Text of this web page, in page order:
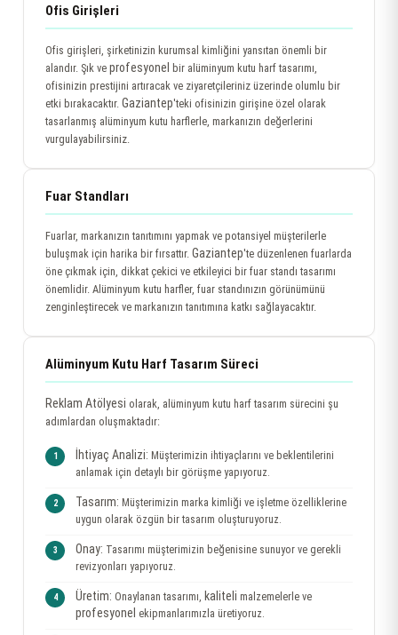
Ofis Girişleri
Ofis girişleri, şirketinizin kurumsal kimliğini yansıtan önemli bir
alandır. Şık ve profesyonel bir alüminyum kutu harf tasarımı,
ofisinizin prestijini artıracak ve ziyaretçileriniz üzerinde olumlu bir
etki bırakacaktır. Gaziantep'teki ofisinizin girişine özel olarak
tasarlanmış alüminyum kutu harflerle, markanızın değerlerini
vurgulayabilirsiniz.
Fuar Standları
Fuarlar, markanızın tanıtımını yapmak ve potansiyel müşterilerle
buluşmak için harika bir fırsattır. Gaziantep'te düzenlenen fuarlarda
öne çıkmak için, dikkat çekici ve etkileyici bir fuar standı tasarımı
önemlidir. Alüminyum kutu harfler, fuar standınızın görünümünü
zenginleştirecek ve markanızın tanıtımına katkı sağlayacaktır.
Alüminyum Kutu Harf Tasarım Süreci
Reklam Atölyesi olarak, alüminyum kutu harf tasarım sürecini şu
adımlardan oluşmaktadır:
İhtiyaç Analizi: Müşterimizin ihtiyaçlarını ve beklentilerini
anlamak için detaylı bir görüşme yapıyoruz.
Tasarım: Müşterimizin marka kimliği ve işletme özelliklerine
uygun olarak özgün bir tasarım oluşturuyoruz.
Onay: Tasarımı müşterimizin beğenisine sunuyor ve gerekli
revizyonları yapıyoruz.
Üretim: Onaylanan tasarımı, kaliteli malzemelerle ve
profesyonel ekipmanlarımızla üretiyoruz.